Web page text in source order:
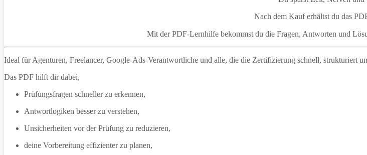
Nach dem Kauf erhältst du das
Mit der PDF-Lernhilfe bekommst du die Fragen, Antworten und
Ideal für Agenturen, Freelancer, Google-Ads-Verantwortliche und alle, die die Zertifizierung schnell, strukturiert
Das PDF hilft dir dabei,
Prüfungsfragen schneller zu erkennen,
Antwortlogiken besser zu verstehen,
Unsicherheiten vor der Prüfung zu reduzieren,
deine Vorbereitung effizienter zu planen,